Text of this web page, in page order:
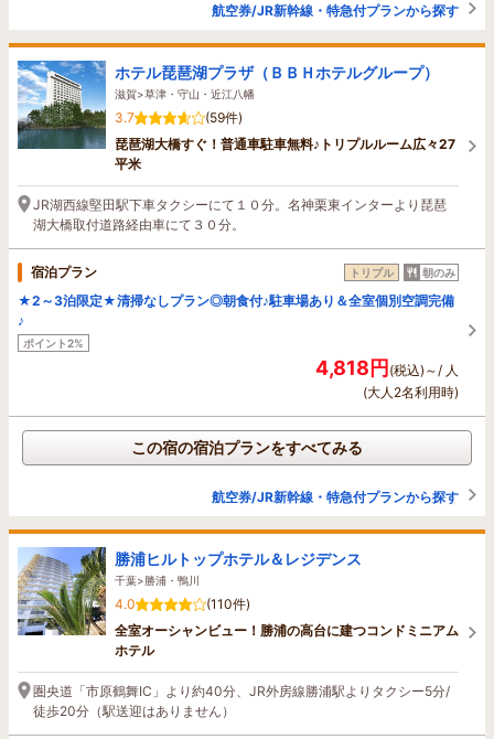
航空券/JR新幹線・特急付プランから探す
ホテル琵琶湖プラザ（ＢＢＨホテルグループ）
滋賀>草津・守山・近江八幡
3.7
(59件)
琵琶湖大橋すぐ！普通車駐車無料♪トリプルルーム広々27
平米
JR湖西線堅田駅下車タクシーにて１０分。名神栗東インターより琵琶
湖大橋取付道路経由車にて３０分。
宿泊プラン トリプル 朝のみ
★2～3泊限定★清掃なしプラン◎朝食付♪駐車場あり＆全室個別空調完備
♪
ポイント2%
4,818円(税込)～/ 人
(大人2名利用時)
この宿の宿泊プランをすべてみる
航空券/JR新幹線・特急付プランから探す
勝浦ヒルトップホテル＆レジデンス
千葉>勝浦・鴨川
4.0
(110件)
全室オーシャンビュー！勝浦の高台に建つコンドミニアム
ホテル
圏央道「市原鶴舞IC」より約40分、JR外房線勝浦駅よりタクシー5分/
徒歩20分（駅送迎はありません）